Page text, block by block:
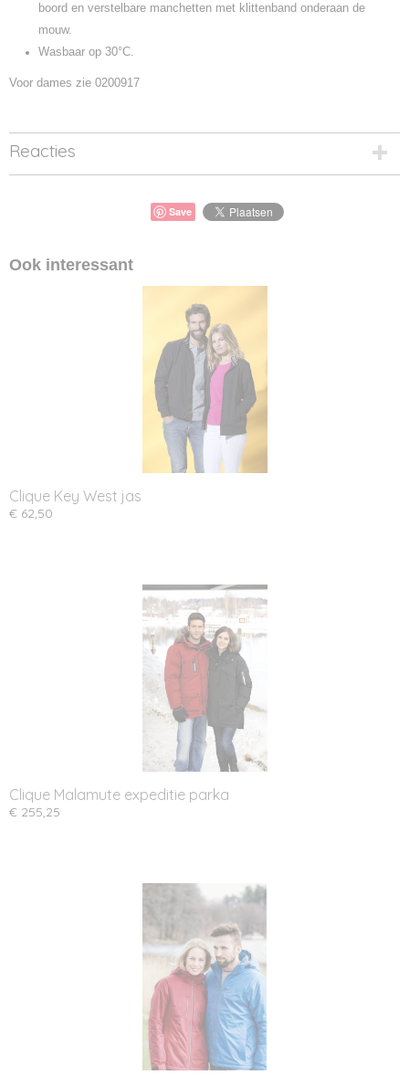
boord en verstelbare manchetten met klittenband onderaan de
mouw.
Wasbaar op 30°C.
Voor dames zie 0200917
Reacties
Save
Ook interessant
Clique Key West jas
€ 62,50
Clique Malamute expeditie parka
€ 255,25